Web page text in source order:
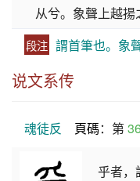
从兮。象聲上越揚
段注 謂首筆也。象
说文系传
魂徒反 頁碼：第
乎者，